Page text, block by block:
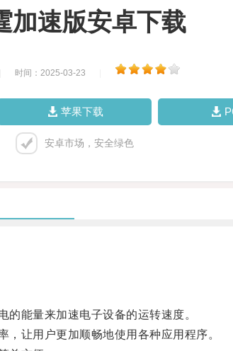
加速版安卓下载
时间：2025-03-23
苹果下载
安卓市场，安全绿色
能量来加速电子设备的运转速度。
让用户更加顺畅地使用各种应用程序。